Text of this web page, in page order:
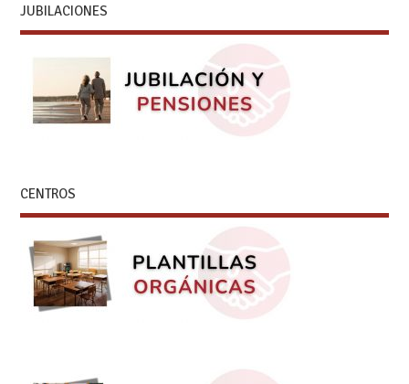
JUBILACIONES
CENTROS